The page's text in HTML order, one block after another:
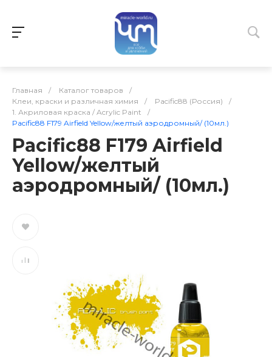
Главная / Каталог товаров
/
Клеи, краски и различная химия
/ Pacific88 (Россия)
/
1. Акриловая краска / Acrylic Paint
/
Pacific88 F179 Airfield Yellow/желтый аэродромный/ (10мл.)
Pacific88 F179 Airfield
Yellow/желтый
аэродромный/ (10мл.)